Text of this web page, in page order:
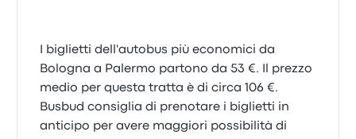
I biglietti dell'autobus più economici da
Bologna a Palermo partono da 53 €. Il prezzo
medio per questa tratta è di circa 106 €.
Busbud consiglia di prenotare i biglietti in
anticipo per avere maggiori possibilità di